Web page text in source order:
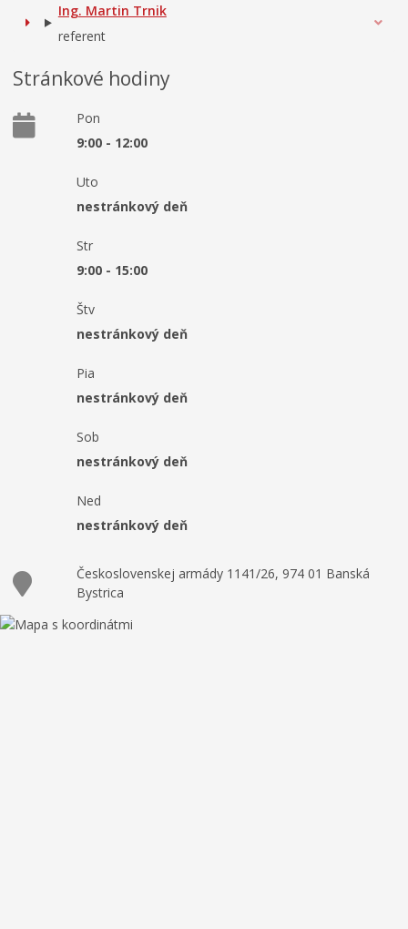
Ing. Martin Trnik
referent
Stránkové hodiny
Pon
9:00 - 12:00
Uto
nestránkový deň
Str
9:00 - 15:00
Štv
nestránkový deň
Pia
nestránkový deň
Sob
nestránkový deň
Ned
nestránkový deň
Československej armády 1141/26, 974 01 Banská
Bystrica